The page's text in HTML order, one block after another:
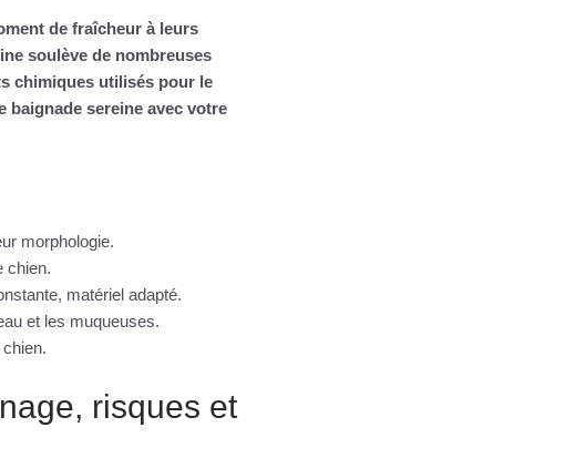
de fraîcheur à leurs
soulève de nombreuses
chimiques utilisés pour le
baignade sereine avec votre
morphologie.
chien.
matériel adapté.
et les muqueuses.
risques et